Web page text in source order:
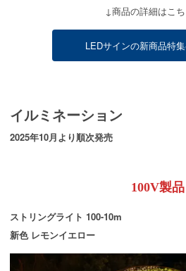
↓商品の詳細はこ
LEDサインの新商品
イルミネーション
2025年10月より順次発売
100V製品
ストリングライト 100-10m
新色 レモンイエロー